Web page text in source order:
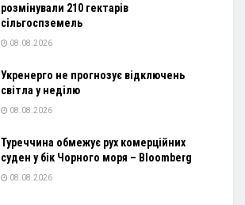
розмінували 210 гектарів
сільгоспземель
08.08.2026
Укренерго не прогнозує відключень
світла у неділю
08.08.2026
Туреччина обмежує рух комерційних
суден у бік Чорного моря – Bloomberg
08.08.2026